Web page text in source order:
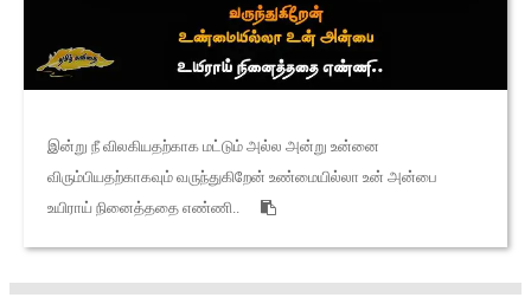
இன்று நீ விலகியதற்காக மட்டும் அல்ல அன்று உன்னை
விரும்பியதற்காகவும் வருந்துகிறேன் உண்மையில்லா உன் அன்பை
உயிராய் நினைத்ததை எண்ணி..